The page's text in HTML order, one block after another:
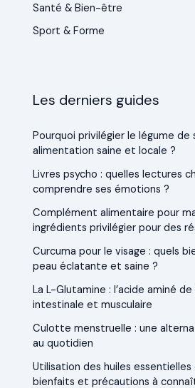
Santé & Bien-être
Sport & Forme
Les derniers guides
Pourquoi privilégier le légume de
alimentation saine et locale ?
Livres psycho : quelles lectures
comprendre ses émotions ?
Complément alimentaire pour
ingrédients privilégier pour des
Curcuma pour le visage : quels
peau éclatante et saine ?
La L-Glutamine : l’acide aminé
intestinale et musculaire
Culotte menstruelle : une
au quotidien
Utilisation des huiles essentielles
bienfaits et précautions à